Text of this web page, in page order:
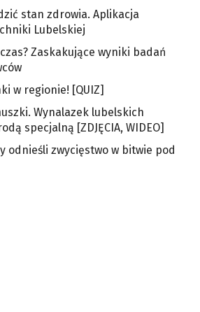
stan zdrowia. Aplikacja
Lubelskiej
Zaskakujące wyniki badań
w regionie! [QUIZ]
Wynalazek lubelskich
specjalną [ZDJĘCIA, WIDEO]
odnieśli zwycięstwo w bitwie pod